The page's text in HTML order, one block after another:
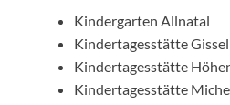
Kindergarten Allnatal
Kindertagesstätte
Kindertagesstätte
Kindertagesstätte